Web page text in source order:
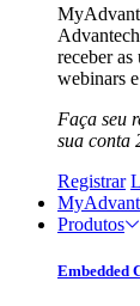
receber
webinars
Faça seu
sua conta
Registrar
Produtos
Embedded